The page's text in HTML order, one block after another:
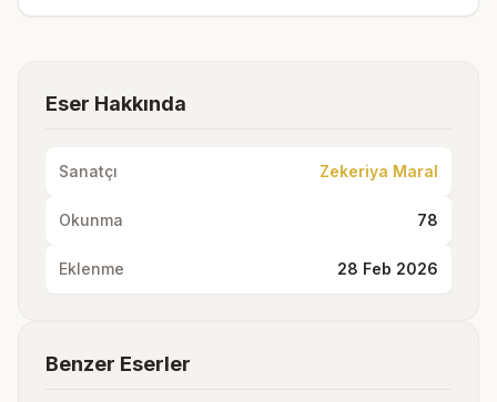
Eser Hakkında
Sanatçı Zekeriya Maral
Okunma 78
Eklenme 28 Feb 2026
Benzer Eserler